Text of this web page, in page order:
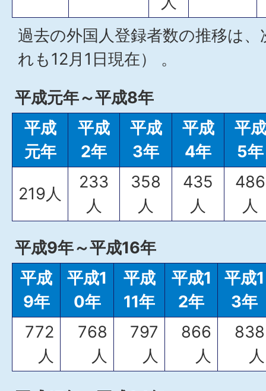
過去の外国人登録者数の推移は
れも12月1日現在） 。
平成元年～平成8年
平成
元年
平成
2年
平成
3年
平成
4年
平成
5年
219人
233
人
358
人
435
人
486
人
平成9年～平成16年
平成
9年
平成1
0年
平成
11年
平成1
2年
平成1
3年
772
人
768
人
797
人
866
人
838
人